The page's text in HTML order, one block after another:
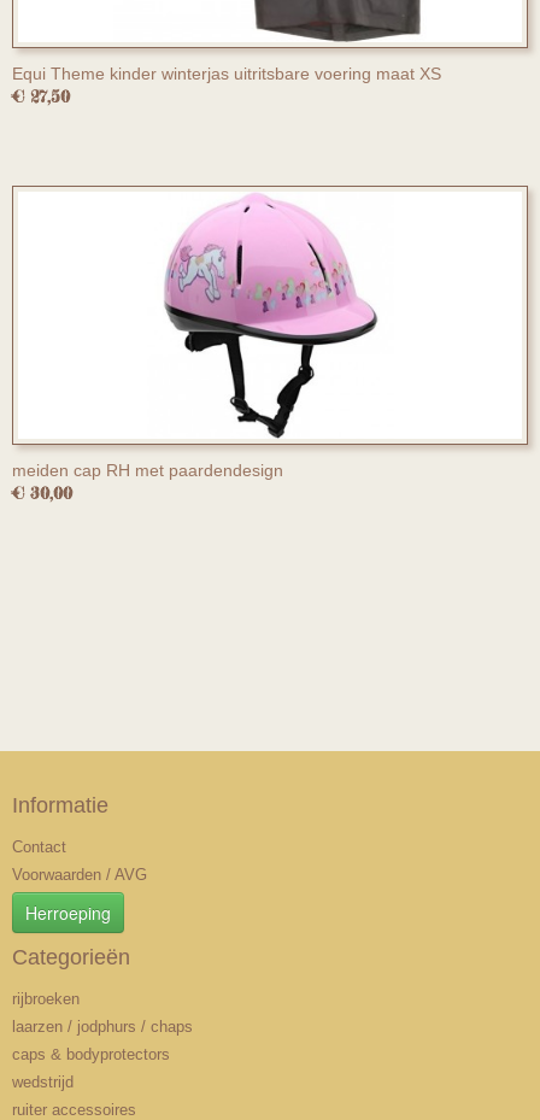
Equi Theme kinder winterjas uitritsbare voering maat XS
€ 27,50
meiden cap RH met paardendesign
€ 30,00
Informatie
Contact
Voorwaarden / AVG
Herroeping
Categorieën
rijbroeken
laarzen / jodphurs / chaps
caps & bodyprotectors
wedstrijd
ruiter accessoires